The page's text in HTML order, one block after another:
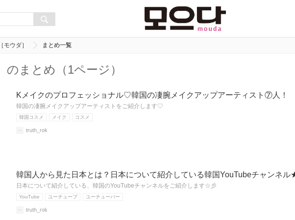
ウダ］ まとめ一覧
のまとめ（1ページ）
Kメイクのプロフェッショナル♡韓国の凄腕メイクアップアーティスト⑦人！
韓国の凄腕メイクアップアーティストをご紹介します♡
韓国コスメ メイク コスメ
truth_rok
韓国人から見た日本とは？日本について紹介している韓国YouTubeチャンネル
日本について紹介している、韓国のYouTubeチャンネルをご紹介します☆彡
YouTube ユーチューブ ユーチューバー
truth_rok